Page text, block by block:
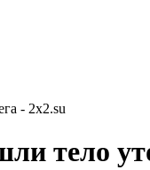
- 2x2.su
тело